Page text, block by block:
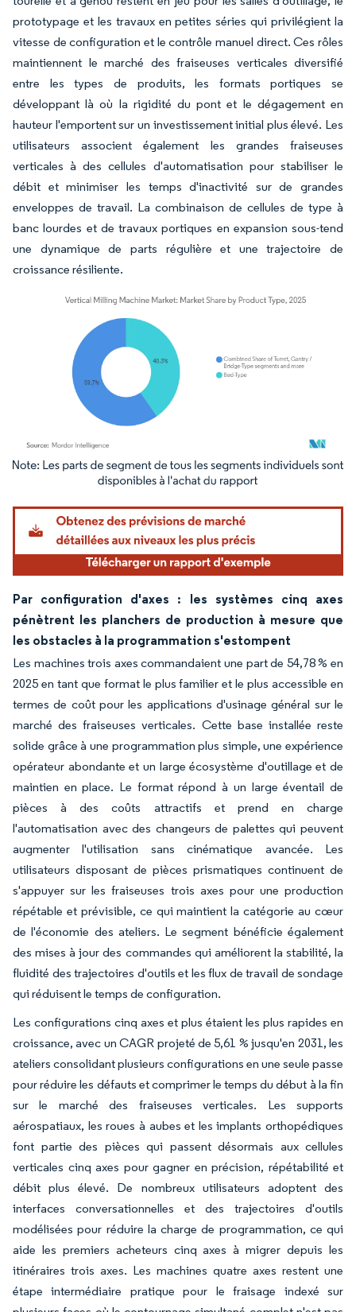
prototypage et les travaux en petites séries qui privilégient la
vitesse de configuration et le contrôle manuel direct. Ces rôles
maintiennent le marché des fraiseuses verticales diversifié
entre les types de produits, les formats portiques se
développant là où la rigidité du pont et le dégagement en
hauteur l'emportent sur un investissement initial plus élevé. Les
utilisateurs associent également les grandes fraiseuses
verticales à des cellules d'automatisation pour stabiliser le
débit et minimiser les temps d'inactivité sur de grandes
enveloppes de travail. La combinaison de cellules de type à
banc lourdes et de travaux portiques en expansion sous-tend
une dynamique de parts régulière et une trajectoire de
croissance résiliente.
Image © Mordor Intelligence. La réutilisation nécessite une attribution sous CC BY
Par configuration d'axes : les systèmes cinq axes
pénètrent les planchers de production à mesure que
les obstacles à la programmation s'estompent
Les machines trois axes commandaient une part de 54,78 % en
2025 en tant que format le plus familier et le plus accessible en
termes de coût pour les applications d'usinage général sur le
marché des fraiseuses verticales. Cette base installée reste
solide grâce à une programmation plus simple, une expérience
opérateur abondante et un large écosystème d'outillage et de
maintien en place. Le format répond à un large éventail de
pièces à des coûts attractifs et prend en charge
l'automatisation avec des changeurs de palettes qui peuvent
augmenter l'utilisation sans cinématique avancée. Les
utilisateurs disposant de pièces prismatiques continuent de
s'appuyer sur les fraiseuses trois axes pour une production
répétable et prévisible, ce qui maintient la catégorie au cœur
de l'économie des ateliers. Le segment bénéficie également
des mises à jour des commandes qui améliorent la stabilité, la
fluidité des trajectoires d'outils et les flux de travail de sondage
qui réduisent le temps de configuration.
Les configurations cinq axes et plus étaient les plus rapides en
croissance, avec un CAGR projeté de 5,61 % jusqu'en 2031, les
ateliers consolidant plusieurs configurations en une seule passe
pour réduire les défauts et comprimer le temps du début à la fin
sur le marché des fraiseuses verticales. Les supports
aérospatiaux, les roues à aubes et les implants orthopédiques
font partie des pièces qui passent désormais aux cellules
verticales cinq axes pour gagner en précision, répétabilité et
débit plus élevé. De nombreux utilisateurs adoptent des
interfaces conversationnelles et des trajectoires d'outils
modélisées pour réduire la charge de programmation, ce qui
aide les premiers acheteurs cinq axes à migrer depuis les
itinéraires trois axes. Les machines quatre axes restent une
étape intermédiaire pratique pour le fraisage indexé sur